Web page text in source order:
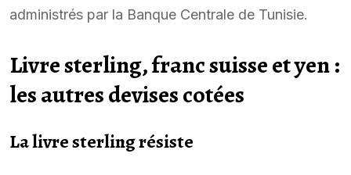
administrés par la Banque Centrale de Tunisie.
Livre sterling, franc suisse et yen :
les autres devises cotées
La livre sterling résiste